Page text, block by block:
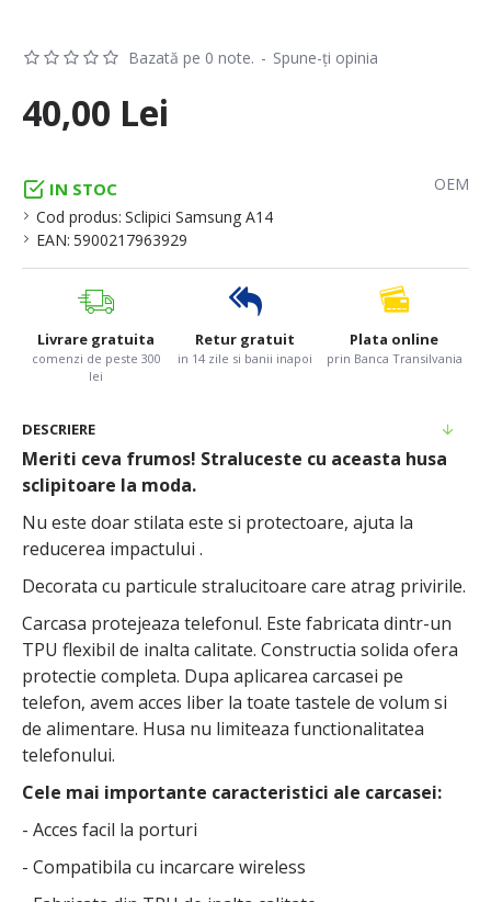
IN STOC
Cod produs: Sclipici Samsung A14
EAN: 5900217963929
OEM
Bazată pe 0 note. - Spune-ţi opinia
40,00 Lei
Livrare gratuita
comenzi de peste 300
lei
Retur gratuit
in 14 zile si banii inapoi
Plata online
prin Banca Transilvania
DESCRIERE
Meriti ceva frumos! Straluceste cu aceasta husa
sclipitoare la moda.
Nu este doar stilata este si protectoare, ajuta la
reducerea impactului .
Decorata cu particule stralucitoare care atrag privirile.
Carcasa protejeaza telefonul. Este fabricata dintr-un
TPU flexibil de inalta calitate. Constructia solida ofera
protectie completa. Dupa aplicarea carcasei pe
telefon, avem acces liber la toate tastele de volum si
de alimentare. Husa nu limiteaza functionalitatea
telefonului.
Cele mai importante caracteristici ale carcasei:
- Acces facil la porturi
- Compatibila cu incarcare wireless